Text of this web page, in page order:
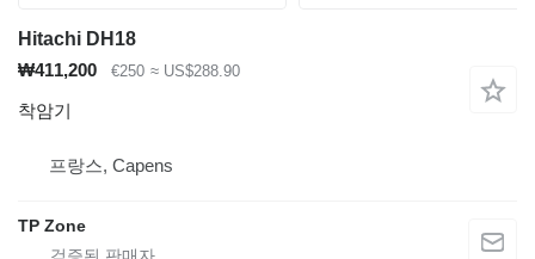
Hitachi DH18
₩411,200
€250 ≈ US$288.90
착암기
프랑스, Capens
TP Zone